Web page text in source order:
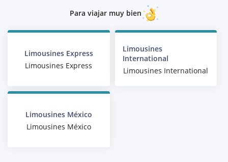
Para viajar muy bien
Limousines Express
Limousines Express
Limousines
International
Limousines International
Limousines México
Limousines México